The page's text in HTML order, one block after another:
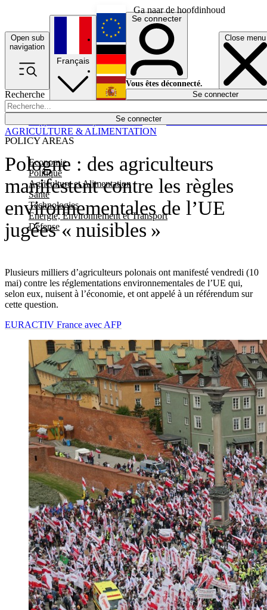
Ga naar de hoofdinhoud
Open sub
navigation
Close menu
Recherche
Se connecter
POLICY AREAS
Economie
Politique
Agriculture et Alimentation
Santé
Technologies
Energie, Environnement et Transport
Défense
Économie
Français
English
Deutsch
Español
Se connecter
Vous êtes déconnecté.
Se connecter
Pologne : des agriculteurs
manifestent contre les règles
environnementales de l’UE
jugées « nuisibles »
Plusieurs milliers d’agriculteurs polonais ont manifesté vendredi (10
mai) contre les réglementations environnementales de l’UE qui,
selon eux, nuisent à l’économie, et ont appelé à un référendum sur
cette question.
AGRICULTURE & ALIMENTATION
EURACTIV France avec AFP